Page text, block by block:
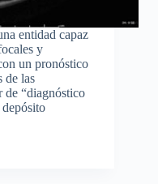
entidad capaz
y
un pronóstico
de las
de “diagnóstico